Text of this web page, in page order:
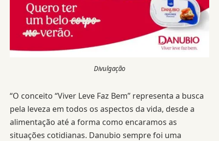
Divulgação
“O conceito “Viver Leve Faz Bem” representa a busca
pela leveza em todos os aspectos da vida, desde a
alimentação até a forma como encaramos as
situações cotidianas. Danubio sempre foi uma